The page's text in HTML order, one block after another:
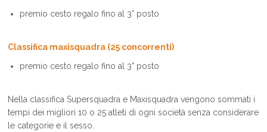
premio cesto regalo fino al 3° posto
Classifica maxisquadra (25 concorrenti)
premio cesto regalo fino al 3° posto
Nella classifica Supersquadra e Maxisquadra vengono sommati i
tempi dei migliori 10 o 25 atleti di ogni società senza considerare
le categorie e il sesso.